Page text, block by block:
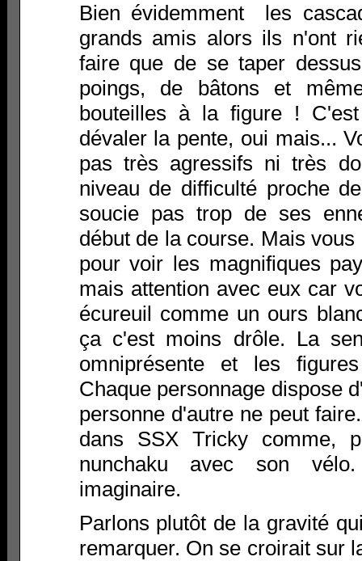
Bien évidemment les
grands amis alors ils n'ont
faire que de se taper
poings, de bâtons et
bouteilles à la figure !
dévaler la pente, oui mais...
pas très agressifs ni très
niveau de difficulté proche
soucie pas trop de ses
début de la course. Mais
pour voir les magnifiques
mais attention avec eux car
écureuil comme un ours
ça c'est moins drôle. La
omniprésente et les
Chaque personnage dispose
personne d'autre ne peut
dans SSX Tricky comme,
nunchaku avec son
imaginaire.
Parlons plutôt de la gravité
remarquer. On se croirait sur